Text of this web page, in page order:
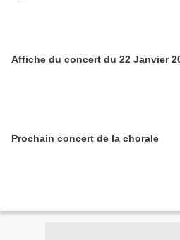
Affiche du concert du 22 Janvier
Prochain concert de la chorale